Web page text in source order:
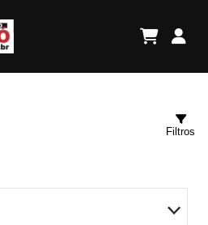
Filtros